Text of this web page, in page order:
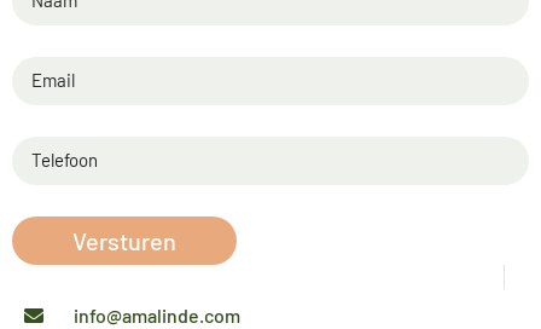
Versturen
info@amalinde.com